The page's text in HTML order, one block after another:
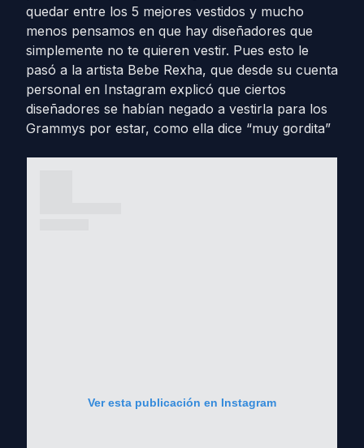
quedar entre los 5 mejores vestidos y mucho
menos pensamos en que hay diseñadores que
simplemente no te quieren vestir. Pues esto le
pasó a la artista Bebe Rexha, que desde su cuenta
personal en Instagram explicó que ciertos
diseñadores se habían negado a vestirla para los
Grammys por estar, como ella dice “muy gordita”
Ver esta publicación en Instagram